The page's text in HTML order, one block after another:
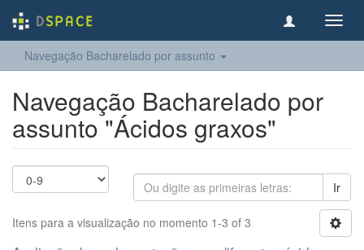
Navegação Bacharelado por assunto
Navegação Bacharelado por
assunto "Ácidos graxos"
Ir
Itens para a visualização no momento 1-3 of 3